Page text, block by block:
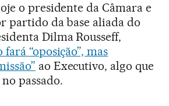
o presidente da Câmara e
partido da base aliada do
Dilma Rousseff,
“oposição”, mas
ao Executivo, algo que
passado.